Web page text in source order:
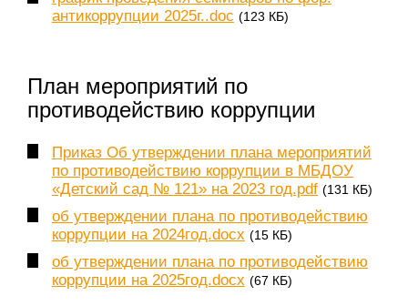
антикоррупции 2025г..doc (123 КБ)
План мероприятий по
противодействию коррупции
Приказ Об утверждении плана мероприятий
по противодействию коррупции в МБДОУ
«Детский сад № 121» на 2023 год.pdf (131 КБ)
об утверждении плана по противодействию
коррупции на 2024год.docx (15 КБ)
об утверждении плана по противодействию
коррупции на 2025год.docx (67 КБ)